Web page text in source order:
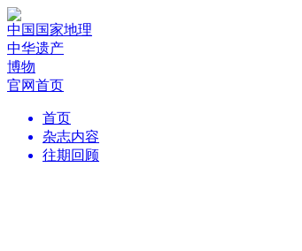
中国国家地理
中华遗产
博物
官网首页
首页
杂志内容
往期回顾